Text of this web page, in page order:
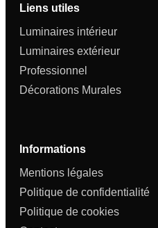
Liens utiles
Luminaires intérieur
Luminaires extérieur
Professionnel
Décorations Murales
Informations
Mentions légales
Politique de confidentialité
Politique de cookies